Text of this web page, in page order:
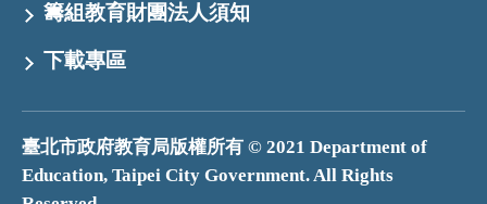
籌組教育財團法人須知
下載專區
臺北市政府教育局版權所有 © 2021 Department of
Education, Taipei City Government. All Rights